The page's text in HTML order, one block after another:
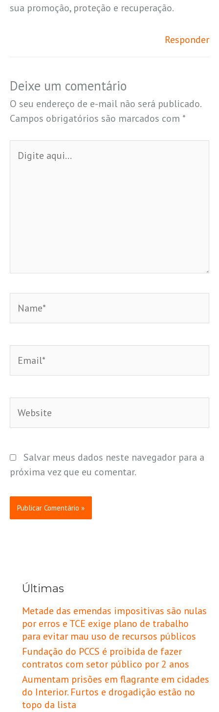
sua promoção, proteção e recuperação.
Responder
Deixe um comentário
O seu endereço de e-mail não será publicado.
Campos obrigatórios são marcados com *
aqui...
Salvar meus dados neste navegador para a
próxima vez que eu comentar.
Últimas
Metade das emendas impositivas são nulas
por erros e TCE exige plano de trabalho
para evitar mau uso de recursos públicos
Fundação do PCCS é proibida de fazer
contratos com setor público por 2 anos
Aumentam prisões em flagrante em cidades
do Interior. Furtos e drogadição estão no
topo da lista